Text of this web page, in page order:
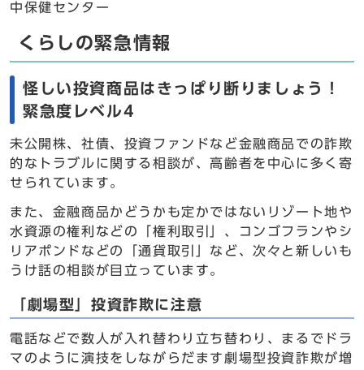
中保健センター
くらしの緊急情報
怪しい投資商品はきっぱり断りましょう！
緊急度レベル4
未公開株、社債、投資ファンドなど金融商品での詐欺
的なトラブルに関する相談が、高齢者を中心に多く寄
せられています。
また、金融商品かどうかも定かではないリゾート地や
水資源の権利などの「権利取引」、コンゴフランやシ
リアポンドなどの「通貨取引」など、次々と新しいも
うけ話の相談が目立っています。
「劇場型」投資詐欺に注意
電話などで数人が入れ替わり立ち替わり、まるでドラ
マのように演技をしながらだます劇場型投資詐欺が増